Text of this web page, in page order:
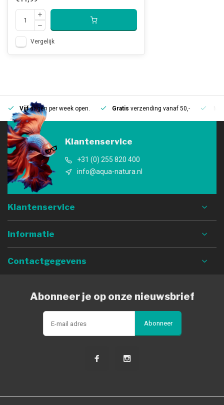
Vergelijk
Vijfdagen per week open. Gratis verzending vanaf 50,-
Klantenservice
+31 (0) 255 820 400
info@aqua-natura.nl
Klantenservice
Informatie
Contactgegevens
Abonneer je op onze nieuwsbrief
Abonneer